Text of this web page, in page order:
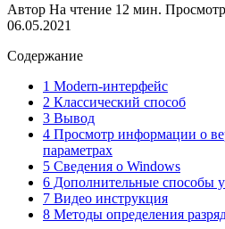
Автор На чтение 12 мин.
06.05.2021
Содержание
1 Modern-интерфейс
2 Классический способ
3 Вывод
4 Просмотр информации о
параметрах
5 Сведения о Windows
6 Дополнительные способы
7 Видео инструкция
8 Методы определения